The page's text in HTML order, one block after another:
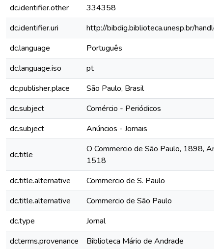
dc.identifier.other
334358
dc.identifier.uri
http://bibdig.biblioteca.unesp.br/
dc.language
Português
dc.language.iso
pt
dc.publisher.place
São Paulo, Brasil
dc.subject
Comércio - Periódicos
dc.subject
Anúncios - Jornais
dc.title
O Commercio de São Paulo, 1898,
1518
dc.title.alternative
Commercio de S. Paulo
dc.title.alternative
Commercio de São Paulo
dc.type
Jornal
dcterms.provenance
Biblioteca Mário de Andrade